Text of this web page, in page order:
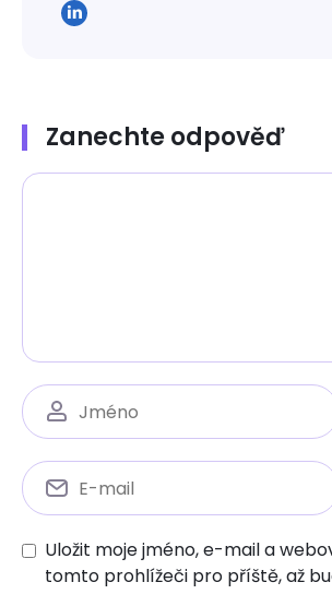
Zanechte odpověď
Uložit moje jméno, e-mail a
tomto prohlížeči pro příště, až